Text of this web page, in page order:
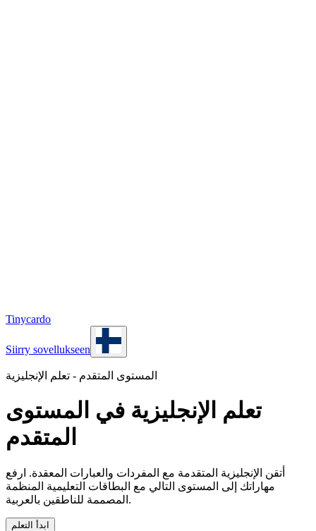
Tinycardo
Siirry sovellukseen
المستوى المتقدم - تعلم الإنجليزية
تعلم الإنجليزية في المستوى
المتقدم
أتقن الإنجليزية المتقدمة مع المفردات والعبارات المعقدة. ارفع
مهاراتك إلى المستوى التالي مع البطاقات التعليمية المنظمة
المصممة للناطقين بالعربية.
ابدأ التعلم